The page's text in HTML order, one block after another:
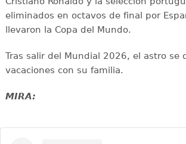
eliminados en octavos de final por
llevaron la Copa del Mundo.
Tras salir del Mundial 2026, el astro se
vacaciones con su familia.
MIRA: